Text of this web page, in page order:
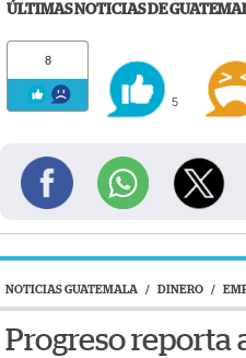
ÚLTIMAS NOTICIAS DE
8
5
NOTICIAS GUATEMALA / DINERO /
Progreso reporta